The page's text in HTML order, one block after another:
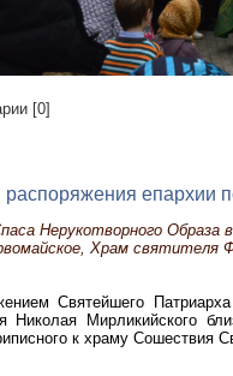
[0]
распоряжения епархии
Нерукотворного
Храм святителя
Святейшего
Николая Мирликийского
к храму Сошествия